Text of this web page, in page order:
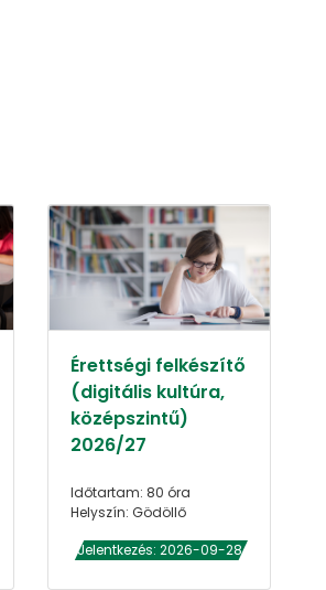
Érettségi felkészítő
(digitális kultúra,
középszintű)
2026/27
Időtartam: 80 óra
Helyszín: Gödöllő
Jelentkezés: 2026-09-28